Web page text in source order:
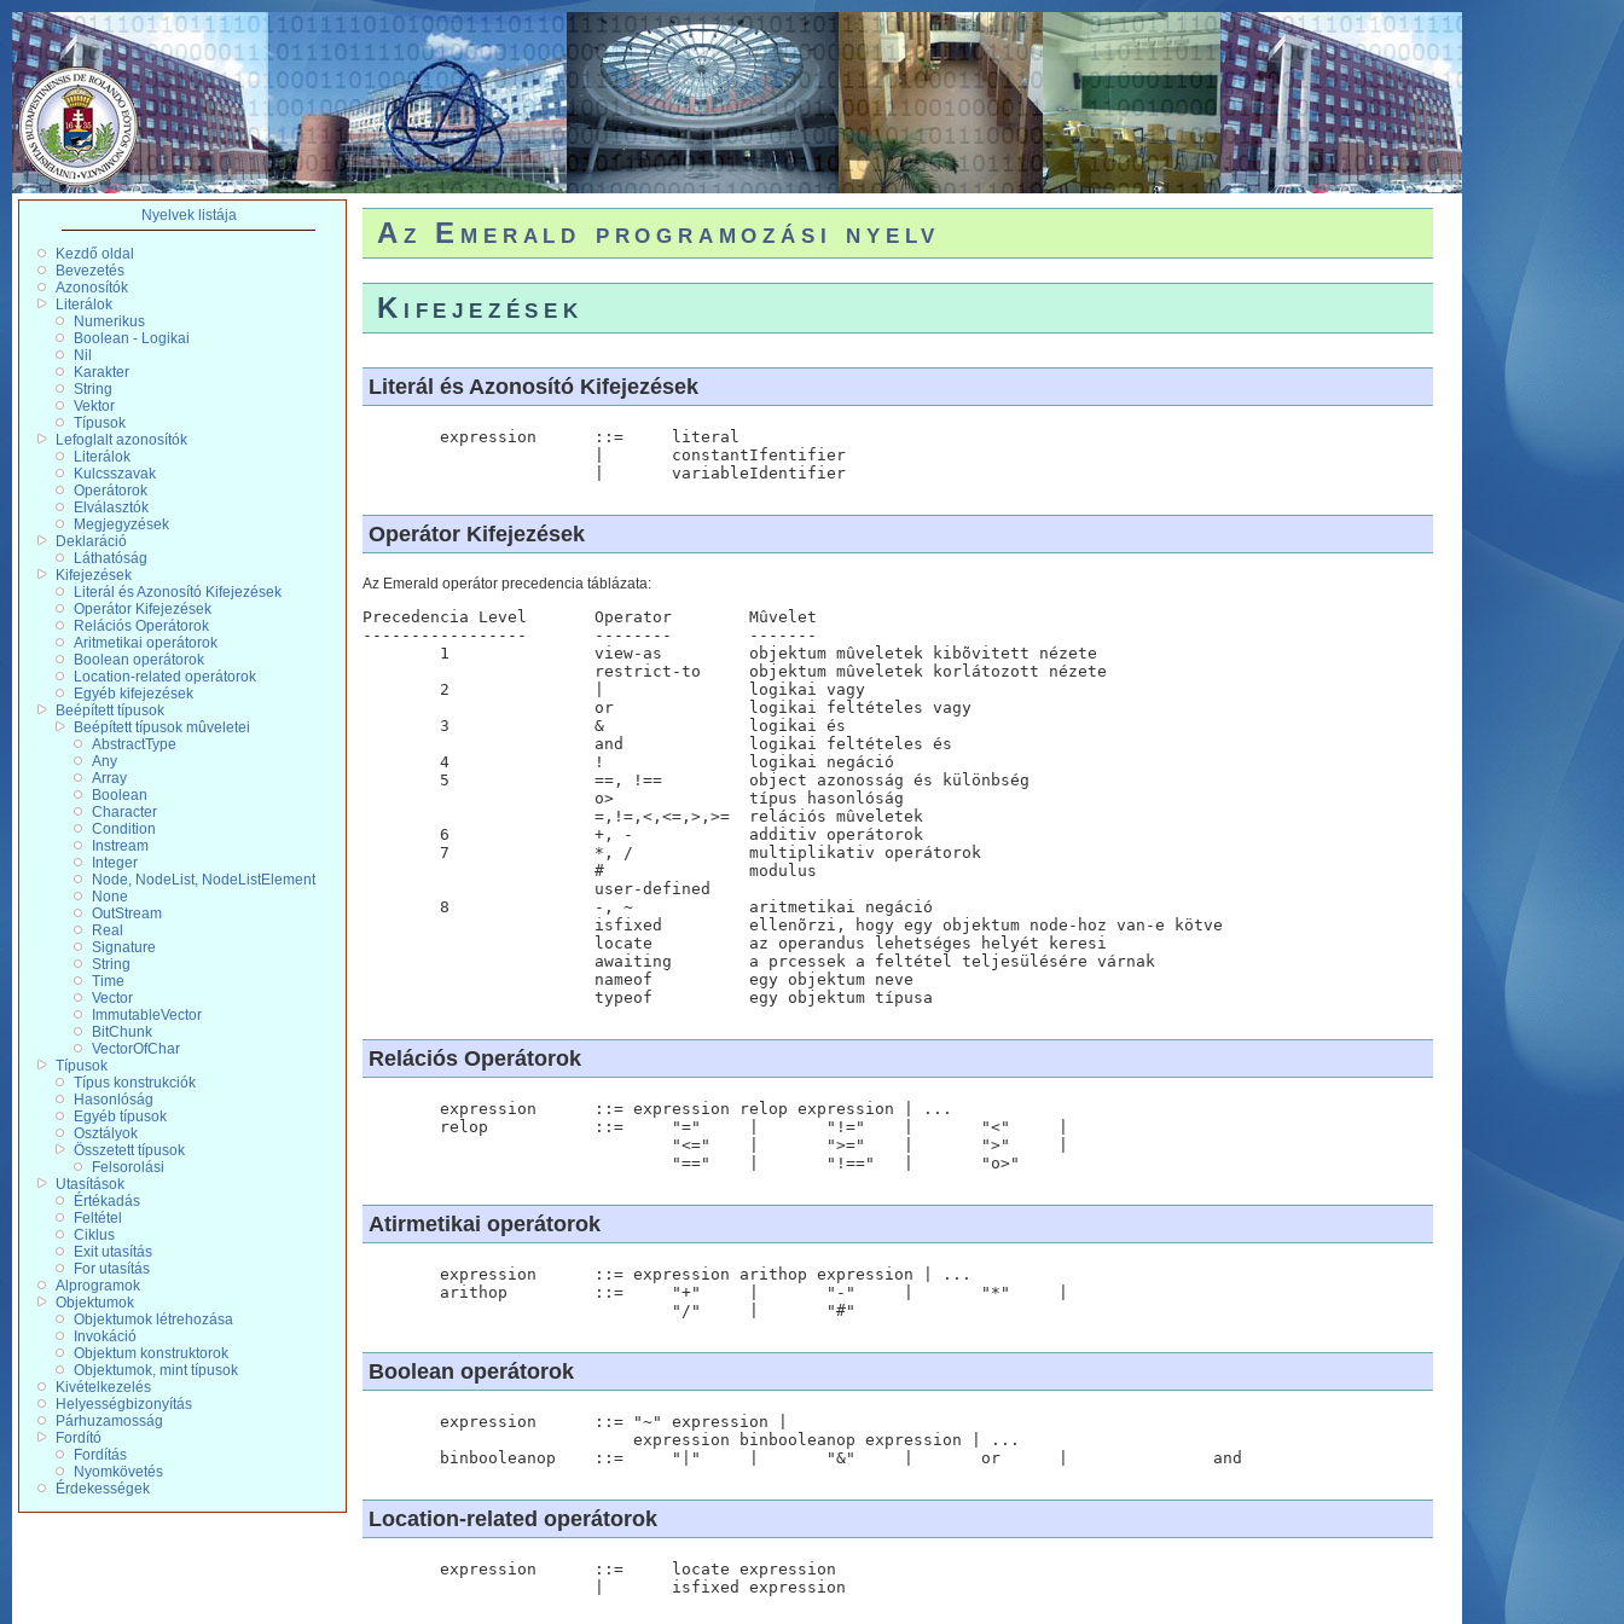
Nyelvek listája
Kezdő oldal
Bevezetés
Azonosítók
Literálok
Numerikus
Boolean - Logikai
Nil
Karakter
String
Vektor
Típusok
Lefoglalt azonosítók
Literálok
Kulcsszavak
Operátorok
Elválasztók
Megjegyzések
Deklaráció
Láthatóság
Kifejezések
Literál és Azonosító Kifejezések
Operátor Kifejezések
Relációs Operátorok
Aritmetikai operátorok
Boolean operátorok
Location-related operátorok
Egyéb kifejezések
Beépített típusok
Beépített típusok mûveletei
AbstractType
Any
Array
Boolean
Character
Condition
Instream
Integer
Node, NodeList, NodeListElement
None
OutStream
Real
Signature
String
Time
Vector
ImmutableVector
BitChunk
VectorOfChar
Típusok
Típus konstrukciók
Hasonlóság
Egyéb típusok
Osztályok
Összetett típusok
Felsorolási
Utasítások
Értékadás
Feltétel
Ciklus
Exit utasítás
For utasítás
Alprogramok
Objektumok
Objektumok létrehozása
Invokáció
Objektum konstruktorok
Objektumok, mint típusok
Kivételkezelés
Helyességbizonyítás
Párhuzamosság
Fordító
Fordítás
Nyomkövetés
Érdekességek
Az Emerald programozási nyelv
Kifejezések
Literál és Azonosító Kifejezések
Operátor Kifejezések
Az Emerald operátor precedencia táblázata:
Precedencia Level	Operator	Mûvelet
-----------------	--------	-------
Relációs Operátorok
Atirmetikai operátorok
Boolean operátorok
Location-related operátorok